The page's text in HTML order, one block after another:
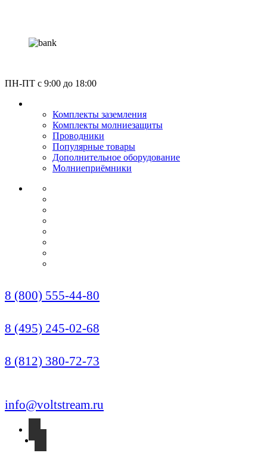
ПН-ПТ c 9:00 до 18:00
Комплекты заземления
Комплекты молниезащиты
Проводники
Популярные товары
Дополнительное оборудование
Молниеприёмники
8 (800) 555-44-80
8 (495) 245-02-68
8 (812) 380-72-73
info@voltstream.ru